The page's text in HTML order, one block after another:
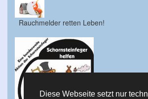
Diese Webseite setzt nur
Rauchmelder retten Leben!